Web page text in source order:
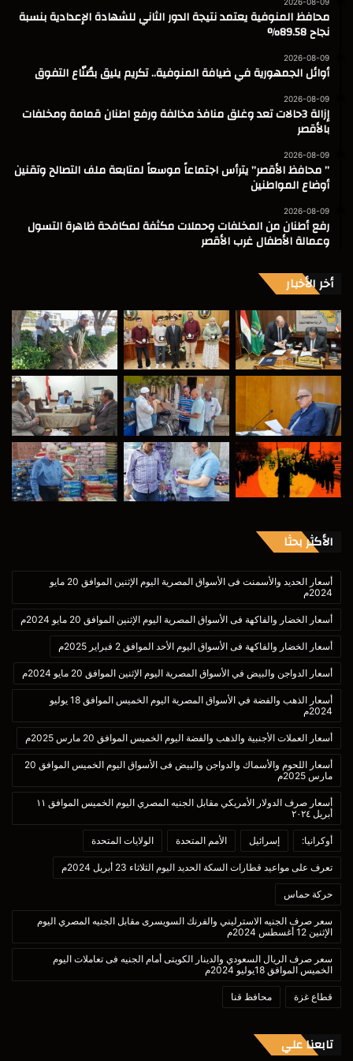
محافظ المنوفية يعتمد نتيجة الدور الثاني للشهادة الإعدادية بنسبة
نجاح 89.58%
2026-08-09
أوائل الجمهورية في ضيافة المنوفية.. تكريم يليق بصُنّاع التفوق
2026-08-09
إزالة 3حالات تعد وغلق منافذ مخالفة ورفع اطنان قمامة ومخلفات
بالأقصر
2026-08-09
” محافظ الأقصر” يترأس اجتماعاً موسعاً لمتابعة ملف التصالح وتقنين
أوضاع المواطنين
2026-08-09
رفع أطنان من المخلفات وحملات مكثفة لمكافحة ظاهرة التسول
وعمالة الأطفال غرب الأقصر
أخر الأخبار
الأكثر بحثا
أسعار الحديد والأسمنت فى الأسواق المصرية اليوم الإثنين الموافق 20 مايو
2024م
أسعار الخضار والفاكهة فى الأسواق المصرية اليوم الإثنين الموافق 20 مايو 2024م
أسعار الخضار والفاكهة فى الأسواق اليوم الأحد الموافق 2 فبراير 2025م
أسعار الدواجن والبيض في الأسواق المصرية اليوم الإثنين الموافق 20 مايو 2024م
أسعار الذهب والفضة في الأسواق المصرية اليوم الخميس الموافق 18 يوليو
2024م
أسعار العملات الأجنبية والذهب والفضة اليوم الخميس الموافق 20 مارس 2025م
أسعار اللحوم والأسماك والدواجن والبيض فى الأسواق اليوم الخميس الموافق 20
مارس 2025م
أسعار صرف الدولار الأمريكي مقابل الجنيه المصري اليوم الخميس الموافق ١١
أبريل ٢٠٢٤
أوكرانيا: إسرائيل الأمم المتحدة الولايات المتحدة
تعرف على مواعيد قطارات السكة الحديد اليوم الثلاثاء 23 أبريل 2024م
حركة حماس
سعر صرف الجنيه الاسترليني والفرنك السويسرى مقابل الجنيه المصري اليوم
الإثنين 12 أغسطس 2024م
سعر صرف الريال السعودي والدينار الكويتى أمام الجنيه فى تعاملات اليوم
الخميس الموافق 18يوليو 2024م
قطاع غزة محافظ قنا
تابعنا علي